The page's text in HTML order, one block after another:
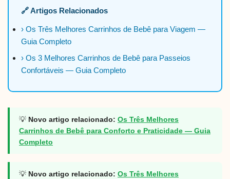
🔗 Artigos Relacionados
› Os Três Melhores Carrinhos de Bebê para Viagem —
Guia Completo
› Os 3 Melhores Carrinhos de Bebê para Passeios
Confortáveis — Guia Completo
💡 Novo artigo relacionado: Os Três Melhores
Carrinhos de Bebê para Conforto e Praticidade — Guia
Completo
💡 Novo artigo relacionado: Os Três Melhores